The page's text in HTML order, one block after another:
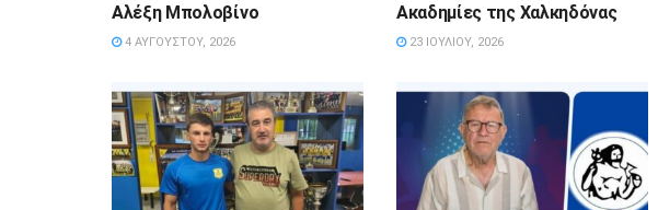
Αλέξη Μπολοβίνο
4 ΑΥΓΟΎΣΤΟΥ, 2026
Ακαδημίες της Χαλκηδόνας
23 ΙΟΥΛΊΟΥ, 2026